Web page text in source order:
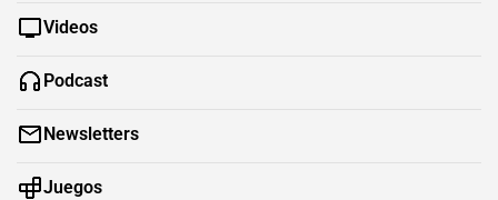
Videos
Podcast
Newsletters
Juegos